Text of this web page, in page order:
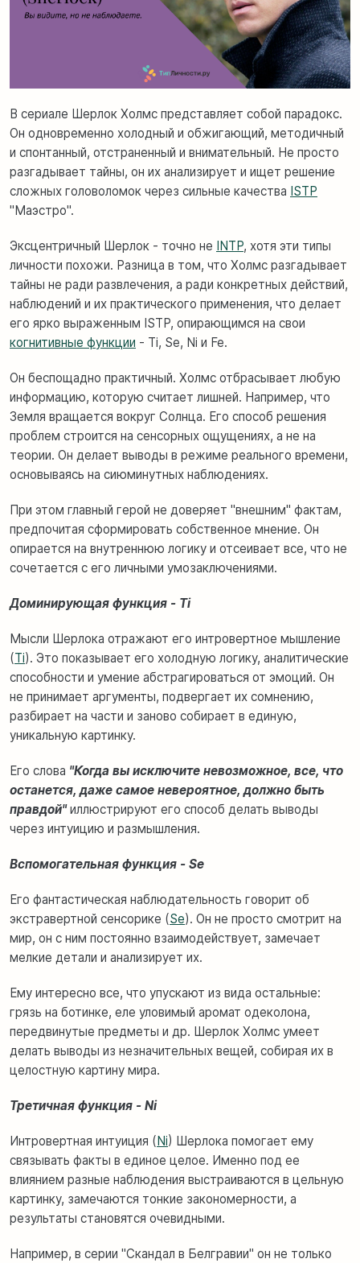
В сериале Шерлок Холмс представляет собой парадокс.
Он одновременно холодный и обжигающий, методичный
и спонтанный, отстраненный и внимательный. Не просто
разгадывает тайны, он их анализирует и ищет решение
сложных головоломок через сильные качества ISTP
"Маэстро".
Эксцентричный Шерлок - точно не INTP, хотя эти типы
личности похожи. Разница в том, что Холмс разгадывает
тайны не ради развлечения, а ради конкретных действий,
наблюдений и их практического применения, что делает
его ярко выраженным ISTP, опирающимся на свои
когнитивные функции - Ti, Se, Ni и Fe.
Он беспощадно практичный. Холмс отбрасывает любую
информацию, которую считает лишней. Например, что
Земля вращается вокруг Солнца. Его способ решения
проблем строится на сенсорных ощущениях, а не на
теории. Он делает выводы в режиме реального времени,
основываясь на сиюминутных наблюдениях.
При этом главный герой не доверяет "внешним" фактам,
предпочитая сформировать собственное мнение. Он
опирается на внутреннюю логику и отсеивает все, что не
сочетается с его личными умозаключениями.
Доминирующая функция - Ti
Мысли Шерлока отражают его интровертное мышление
(Ti). Это показывает его холодную логику, аналитические
способности и умение абстрагироваться от эмоций. Он
не принимает аргументы, подвергает их сомнению,
разбирает на части и заново собирает в единую,
уникальную картинку.
Его слова "Когда вы исключите невозможное, все, что
останется, даже самое невероятное, должно быть
правдой"иллюстрируют его способ делать выводы
через интуицию и размышления.
Вспомогательная функция - Se
Его фантастическая наблюдательность говорит об
экстравертной сенсорике (Se). Он не просто смотрит на
мир, он с ним постоянно взаимодействует, замечает
мелкие детали и анализирует их.
Ему интересно все, что упускают из вида остальные:
грязь на ботинке, еле уловимый аромат одеколона,
передвинутые предметы и др. Шерлок Холмс умеет
делать выводы из незначительных вещей, собирая их в
целостную картину мира.
Третичная функция - Ni
Интровертная интуиция ( Ni) Шерлока помогает ему
связывать факты в единое целое. Именно под ее
влиянием разные наблюдения выстраиваются в цельную
картинку, замечаются тонкие закономерности, а
результаты становятся очевидными.
Например, в серии "Скандал в Белгравии" он не только